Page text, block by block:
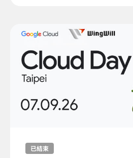
已結束